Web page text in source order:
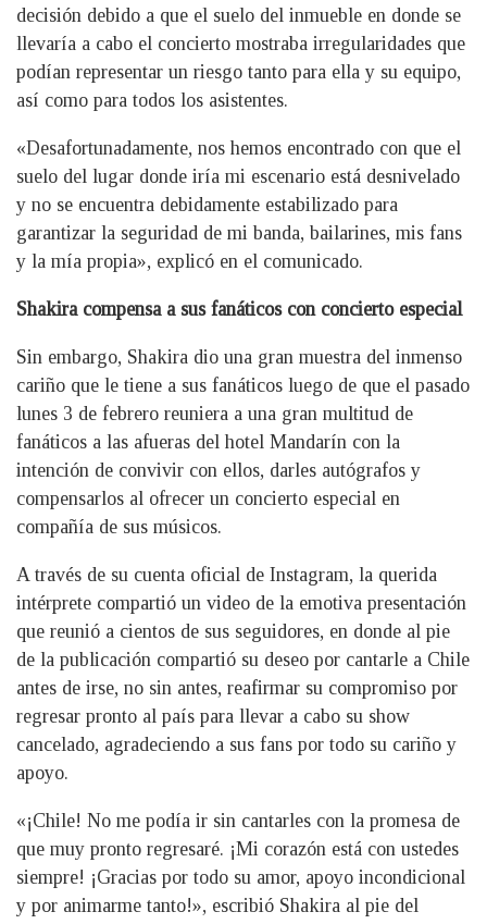
decisión debido a que el suelo del inmueble en donde se
llevaría a cabo el concierto mostraba irregularidades que
podían representar un riesgo tanto para ella y su equipo,
así como para todos los asistentes.
«Desafortunadamente, nos hemos encontrado con que el
suelo del lugar donde iría mi escenario está desnivelado
y no se encuentra debidamente estabilizado para
garantizar la seguridad de mi banda, bailarines, mis fans
y la mía propia», explicó en el comunicado.
Shakira compensa a sus fanáticos con concierto especial
Sin embargo, Shakira dio una gran muestra del inmenso
cariño que le tiene a sus fanáticos luego de que el pasado
lunes 3 de febrero reuniera a una gran multitud de
fanáticos a las afueras del hotel Mandarín con la
intención de convivir con ellos, darles autógrafos y
compensarlos al ofrecer un concierto especial en
compañía de sus músicos.
A través de su cuenta oficial de Instagram, la querida
intérprete compartió un video de la emotiva presentación
que reunió a cientos de sus seguidores, en donde al pie
de la publicación compartió su deseo por cantarle a Chile
antes de irse, no sin antes, reafirmar su compromiso por
regresar pronto al país para llevar a cabo su show
cancelado, agradeciendo a sus fans por todo su cariño y
apoyo.
«¡Chile! No me podía ir sin cantarles con la promesa de
que muy pronto regresaré. ¡Mi corazón está con ustedes
siempre! ¡Gracias por todo su amor, apoyo incondicional
y por animarme tanto!», escribió Shakira al pie del